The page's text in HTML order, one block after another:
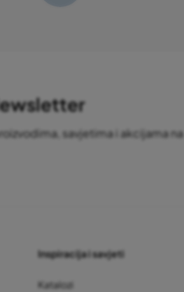
savjetima i akcijama na
Inspiracija i savjeti
Katalozi